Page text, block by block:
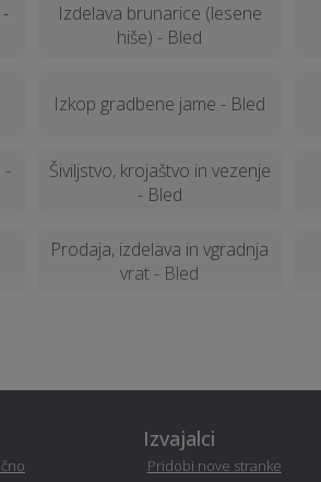
Izdelava brunarice (lesene
hiše) - Bled
Izkop gradbene jame - Bled
-
Šiviljstvo, krojaštvo in vezenje
- Bled
Prodaja, izdelava in vgradnja
vrat - Bled
sistemov / kolektorjev - Bled
Izvajalci
Pridobi nove stranke